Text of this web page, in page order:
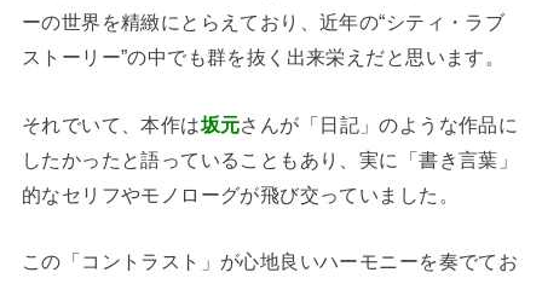
ーの世界を精緻にとらえており、近年の“シティ・ラブ
ストーリー”の中でも群を抜く出来栄えだと思います。
それでいて、本作は坂元さんが「日記」のような作品に
したかったと語っていることもあり、実に「書き言葉」
的なセリフやモノローグが飛び交っていました。
この「コントラスト」が心地良いハーモニーを奏でてお